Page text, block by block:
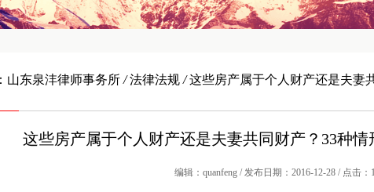
山东泉沣律师事务所 / 法律法规 /这些房产属于个人财产还是夫妻
这些房产属于个人财产还是夫妻共同财产？33种情
编辑：quanfeng / 发布日期：2016-12-28 / 点击：